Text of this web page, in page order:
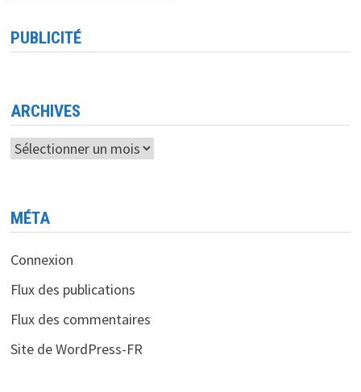
PUBLICITÉ
ARCHIVES
Archives
MÉTA
Connexion
Flux des publications
Flux des commentaires
Site de WordPress-FR